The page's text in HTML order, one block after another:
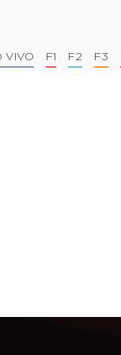
VIVO F1 F2 F3